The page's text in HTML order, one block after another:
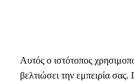
Αυτός ο ιστότοπος
βελτιώσει την εμπειρία σας.